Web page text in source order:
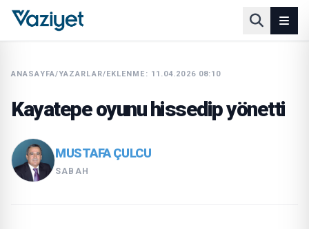
ANASAYFA/YAZARLAR/EKLENME: 11.04.2026 08:10
Kayatepe oyunu hissedip yönetti
MUSTAFA ÇULCU
SABAH